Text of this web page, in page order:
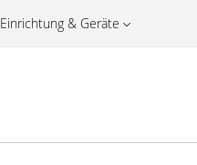
Einrichtung & Geräte